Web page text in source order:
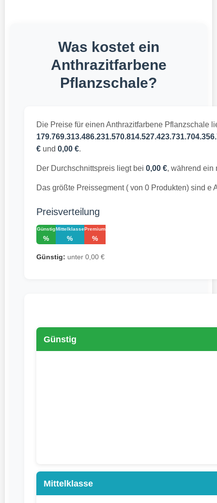
Was kostet ein
Anthrazitfarbene
Pflanzschale?
Die Preise für einen Anthrazitfarbene Pflanzschale
€und 0,00 €.
Der Durchschnittspreis liegt bei 0,00 €, während ein
Das größte Preissegment ( von 0 Produkten) sind e
Preisverteilung
Günstig
%
Mittelklasse
%
Premium
%
Günstig: unter 0,00 €
Günstig
Mittelklasse